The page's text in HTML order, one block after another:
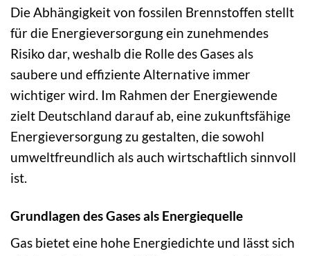
Die Abhängigkeit von fossilen Brennstoffen stellt
für die Energieversorgung ein zunehmendes
Risiko dar, weshalb die Rolle des Gases als
saubere und effiziente Alternative immer
wichtiger wird. Im Rahmen der Energiewende
zielt Deutschland darauf ab, eine zukunftsfähige
Energieversorgung zu gestalten, die sowohl
umweltfreundlich als auch wirtschaftlich sinnvoll
ist.
Grundlagen des Gases als Energiequelle
Gas bietet eine hohe Energiedichte und lässt sich